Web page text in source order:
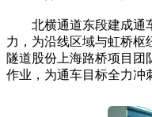
北横通道东段建成通
力，为沿线区域与虹桥枢
隧道股份上海路桥项目团
作业，为通车目标全力冲